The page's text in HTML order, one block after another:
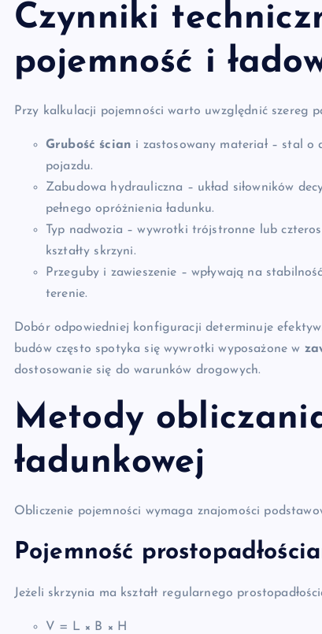
Czynniki
pojemność i
Przy kalkulacji pojemności warto uwzględnić szereg
Grubość ścian i zastosowany materiał – stal o
pojazdu.
Zabudowa hydrauliczna – układ siłowników
pełnego opróżnienia ładunku.
Typ nadwozia – wywrotki trójstronne lub
kształty skrzyni.
Przeguby i zawieszenie – wpływają na
terenie.
Dobór odpowiedniej konfiguracji determinuje
budów często spotyka się wywrotki wyposażone w
dostosowanie się do warunków drogowych.
Metody
ładunkowej
Obliczenie pojemności wymaga znajomości
Pojemność
Jeżeli skrzynia ma kształt regularnego
V = L × B × H